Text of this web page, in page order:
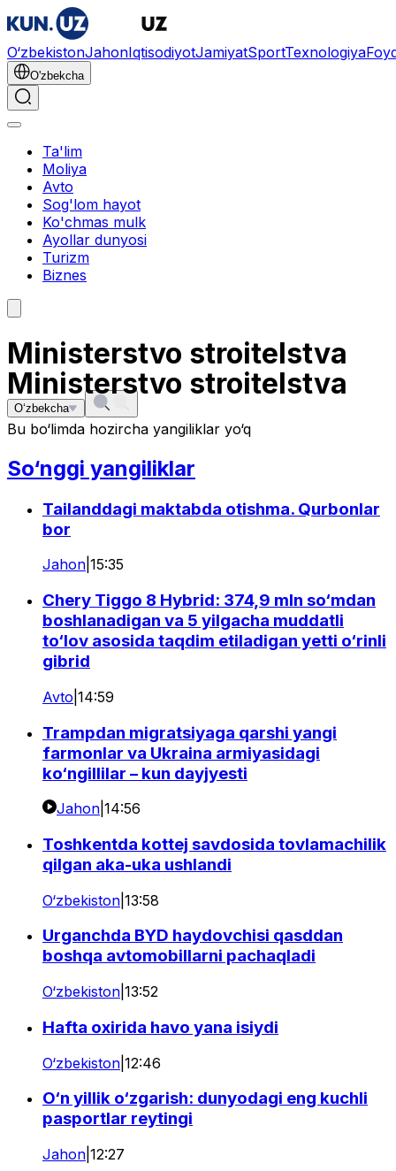
O‘zbekistonJahonIqtisodiyotJamiyatSportTexnologiya
O'zbekcha
Ta'lim
Moliya
Avto
Sog'lom hayot
Ko'chmas mulk
Ayollar dunyosi
Turizm
Biznes
Ministerstvo stroitelstva
O‘zbekcha
Ministerstvo stroitelstva
Bu bo‘limda hozircha yangiliklar yo‘q
So‘nggi yangiliklar
Tailanddagi maktabda otishma. Qurbonlar
bor
Jahon 15:35
Chery Tiggo 8 Hybrid: 374,9 mln so‘mdan
boshlanadigan va 5 yilgacha muddatli
to‘lov asosida taqdim etiladigan yetti o‘rinli
gibrid
Avto 14:59
Trampdan migratsiyaga qarshi yangi
farmonlar va Ukraina armiyasidagi
ko‘ngillilar – kun dayjyesti
Jahon 14:56
Toshkentda kottej savdosida tovlamachilik
qilgan aka-uka ushlandi
O‘zbekiston 13:58
Urganchda BYD haydovchisi qasddan
boshqa avtomobillarni pachaqladi
O‘zbekiston 13:52
Hafta oxirida havo yana isiydi
O‘zbekiston 12:46
O‘n yillik o‘zgarish: dunyodagi eng kuchli
pasportlar reytingi
Jahon 12:27